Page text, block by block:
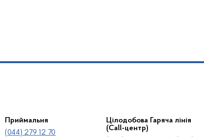
Приймальня
(044) 279 12 70
Цілодобова Гаряча лінія
(Call-центр)